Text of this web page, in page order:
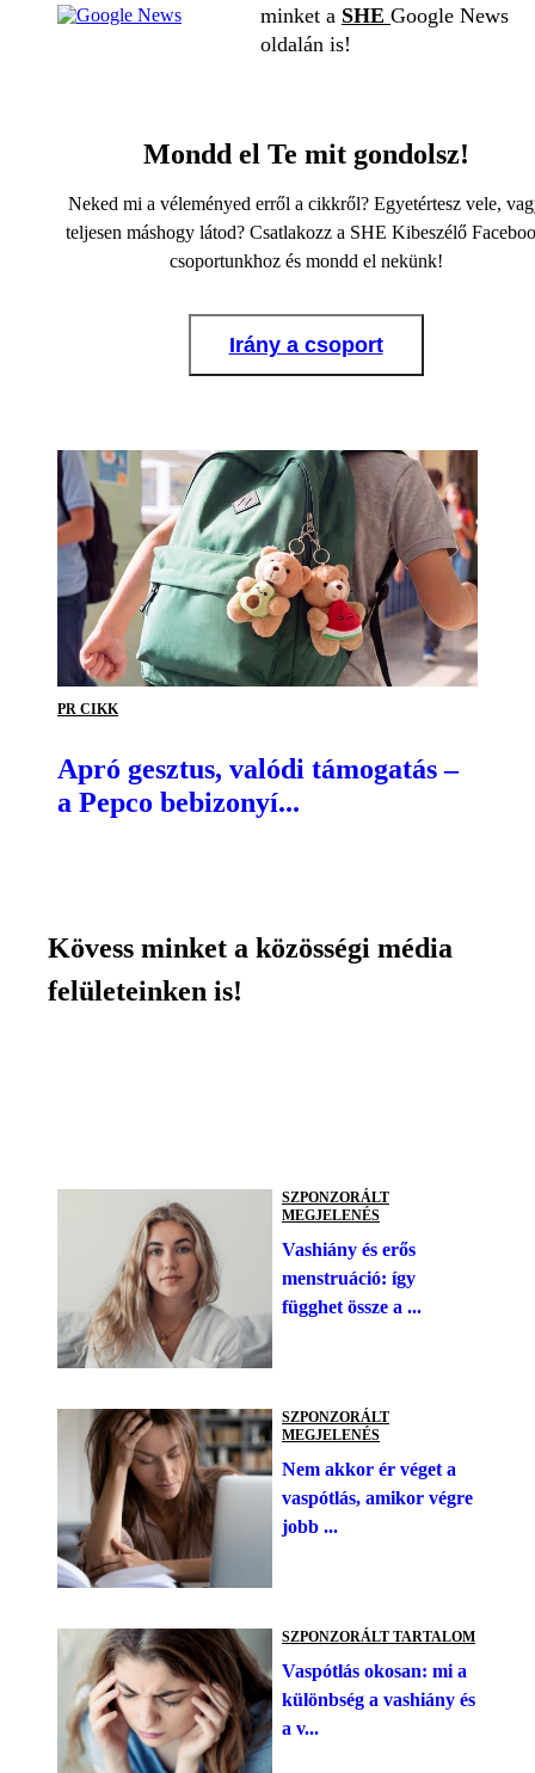
minket a SHE Google News
oldalán is!
Mondd el Te mit gondolsz!
Neked mi a véleményed erről a cikkről? Egyetértesz vele,
teljesen máshogy látod? Csatlakozz a SHE Kibeszélő
csoportunkhoz és mondd el nekünk!
Irány a csoport
PR CIKK
Apró gesztus, valódi támogatás –
a Pepco bebizonyí...
Kövess minket a közösségi média
felületeinken is!
SZPONZORÁLT
MEGJELENÉS
Vashiány és erős
menstruáció: így
függhet össze a ...
SZPONZORÁLT
MEGJELENÉS
Nem akkor ér véget a
vaspótlás, amikor végre
jobb ...
SZPONZORÁLT TARTALOM
Vaspótlás okosan: mi a
különbség a vashiány és
a v...